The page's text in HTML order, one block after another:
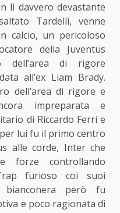
lì davvero devastante
Tardelli, venne
calcio, un pericoloso
della Juventus
dell’area di rigore
all’ex Liam Brady.
dell’area di rigore e
impreparata e
di Riccardo Ferri e
lui fu il primo centro
alle corde, Inter che
forze controllando
furioso coi suoi
bianconera però fu
e poco ragionata di